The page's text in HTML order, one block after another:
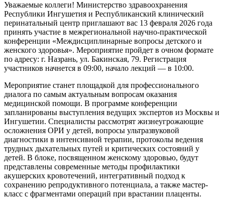
Уважаемые коллеги! Министерство здравоохранения
Республики Ингушетия и Республиканский клинический
перинатальный центр приглашают вас 13 февраля 2026 года
принять участие в межрегиональной научно-практической
конференции «Междисциплинарные вопросы детского и
женского здоровья». Мероприятие пройдет в очном формате
по адресу: г. Назрань, ул. Бакинская, 79. Регистрация
участников начнется в 09:00, начало лекций — в 10:00.
Мероприятие станет площадкой для профессионального
диалога по самым актуальным вопросам оказания
медицинской помощи. В программе конференции
запланированы выступления ведущих экспертов из Москвы и
Ингушетии. Специалисты рассмотрят жизнеугрожающие
осложнения ОРИ у детей, вопросы ультразвуковой
диагностики в интенсивной терапии, протоколы ведения
трудных дыхательных путей и критических состояний у
детей. В блоке, посвященном женскому здоровью, будут
представлены современные методы профилактики
акушерских кровотечений, интегративный подход к
сохранению репродуктивного потенциала, а также мастер-
класс с фрагментами операций при врастании плаценты.